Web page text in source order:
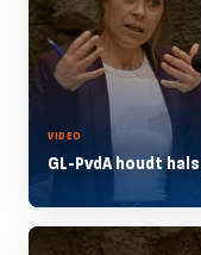
VIDEO
GL-PvdA houdt